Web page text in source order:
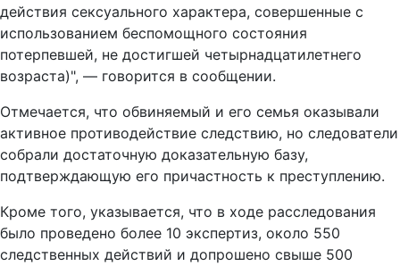
действия сексуального характера, совершенные с
использованием беспомощного состояния
потерпевшей, не достигшей четырнадцатилетнего
возраста)", — говорится в сообщении.
Отмечается, что обвиняемый и его семья оказывали
активное противодействие следствию, но следователи
собрали достаточную доказательную базу,
подтверждающую его причастность к преступлению.
Кроме того, указывается, что в ходе расследования
было проведено более 10 экспертиз, около 550
следственных действий и допрошено свыше 500